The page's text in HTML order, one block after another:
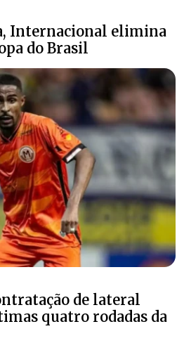
Internacional elimina
do Brasil
de lateral
quatro rodadas da